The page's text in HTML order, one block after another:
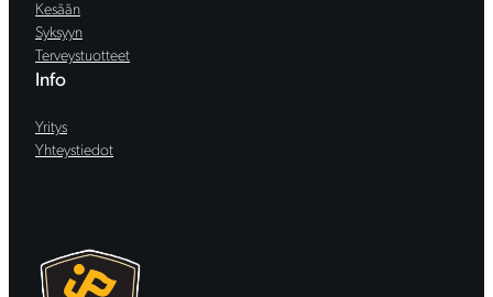
Kesään
Syksyyn
Terveystuotteet
Info
Yritys
Yhteystiedot